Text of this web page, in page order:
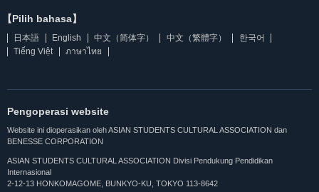
【Pilih bahasa】
日本語 English 中文（简体字） 中文（繁體字）
한국어
Tiếng Việt
ภาษาไทย
Pengoperasi website
Website ini dioperasikan oleh ASIAN STUDENTS CULTURAL ASSOCIATION dan
BENESSE CORPORATION
ASIAN STUDENTS CULTURAL ASSOCIATION Divisi Pendukung Pendidikan
Internasional
2-12-13 HONKOMAGOME, BUNKYO-KU, TOKYO 113-8642